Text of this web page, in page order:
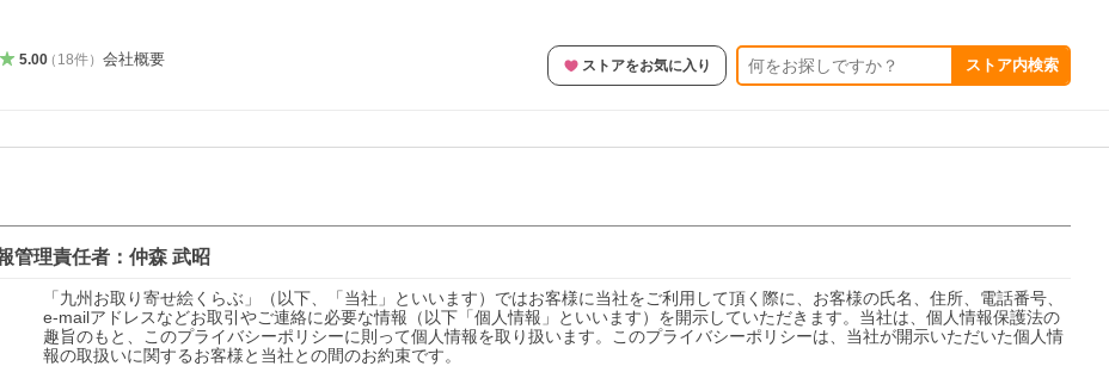
5.00（ 18件） 会社概要 ストアをお気に入り ストア内検索
管理責任者： 仲森 武昭
「九州お取り寄せ絵くらぶ」（以下、「当社」といいます）ではお客様に当社をご利用して頂く際に、お客様の氏名、住所、電話番号、
e-mailアドレスなどお取引やご連絡に必要な情報（以下「個人情報」といいます）を開示していただきます。当社は、個人情報保護法の
趣旨のもと、このプライバシーポリシーに則って個人情報を取り扱います。このプライバシーポリシーは、当社が開示いただいた個人情
報の取扱いに関するお客様と当社との間のお約束です。